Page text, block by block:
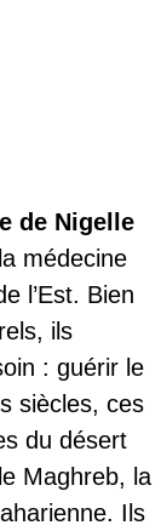
de Nigelle
médecine
l’Est. Bien
ils
: guérir le
siècles, ces
du désert
Maghreb, la
Ils